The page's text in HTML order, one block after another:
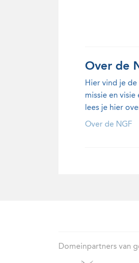
Over de
Hier vind je
missie en
lees je hier
Over de NGF
Domeinpartners van